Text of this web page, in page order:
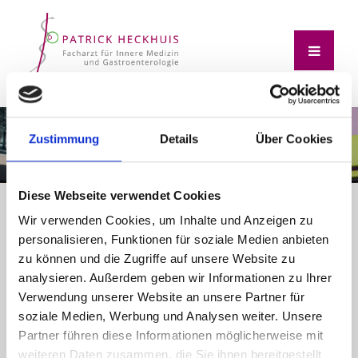
Zustimmung Details Über Cookies
Diese Webseite verwendet Cookies
Wir verwenden Cookies, um Inhalte und Anzeigen zu
personalisieren, Funktionen für soziale Medien anbieten
zu können und die Zugriffe auf unsere Website zu
analysieren. Außerdem geben wir Informationen zu Ihrer
Verwendung unserer Website an unsere Partner für
soziale Medien, Werbung und Analysen weiter. Unsere
Partner führen diese Informationen möglicherweise mit
weiteren Daten zusammen, die Sie ihnen bereitgestellt
DOWNLOADS
Hier finden Sie wichtige und hilfreiche Dokumente
und Hinweise.
Alle Dokumente liegen für Sie als PDF-Dateien zum
Download bereit.